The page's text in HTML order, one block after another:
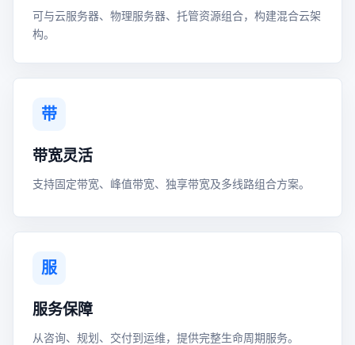
可与云服务器、物理服务器、托管资源组合，构建混合云架
构。
带
带宽灵活
支持固定带宽、峰值带宽、独享带宽及多线路组合方案。
服
服务保障
从咨询、规划、交付到运维，提供完整生命周期服务。